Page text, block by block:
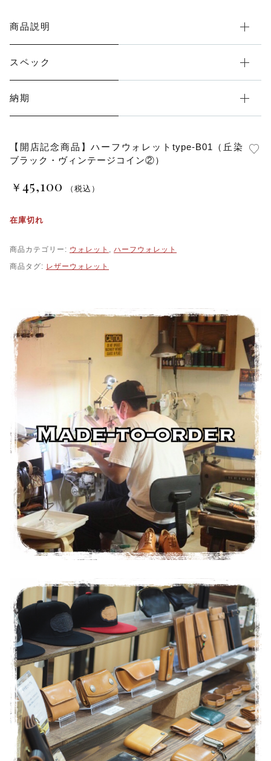
商品説明
スペック
納期
【開店記念商品】ハーフウォレットtype-B01（丘染
ブラック・ヴィンテージコイン②）
￥ 45,100 （税込）
在庫切れ
商品カテゴリー: ウォレット , ハーフウォレット
商品タグ: レザーウォレット